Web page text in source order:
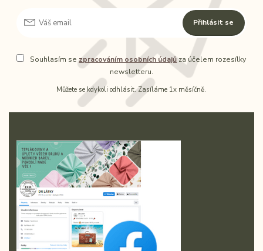
Přihlásit se
Souhlasím sezpracováním osobních údajůza účelem rozesílky
newsletteru.
Můžete se kdykoli odhlásit. Zasíláme 1x měsíčně.